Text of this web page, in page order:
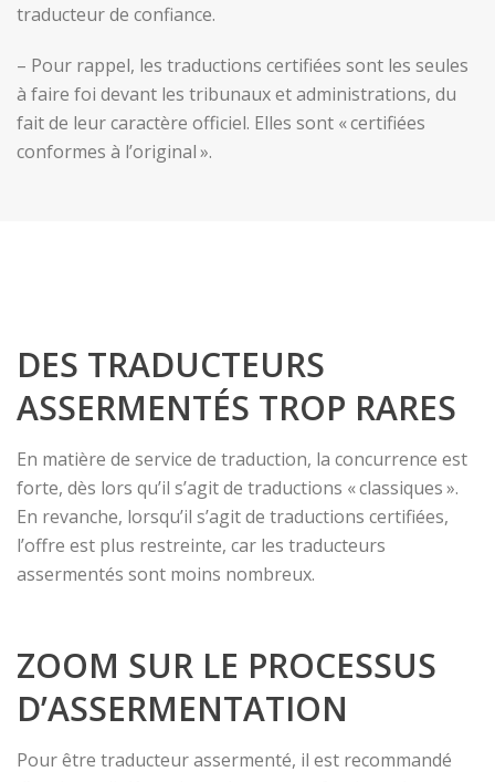
traducteur de confiance.
– Pour rappel, les traductions certifiées sont les seules
à faire foi devant les tribunaux et administrations, du
fait de leur caractère officiel. Elles sont « certifiées
conformes à l’original ».
DES TRADUCTEURS
ASSERMENTÉS TROP RARES
En matière de service de traduction, la concurrence est
forte, dès lors qu’il s’agit de traductions « classiques ».
En revanche, lorsqu’il s’agit de traductions certifiées,
l’offre est plus restreinte, car les traducteurs
assermentés sont moins nombreux.
ZOOM SUR LE PROCESSUS
D’ASSERMENTATION
Pour être traducteur assermenté, il est recommandé